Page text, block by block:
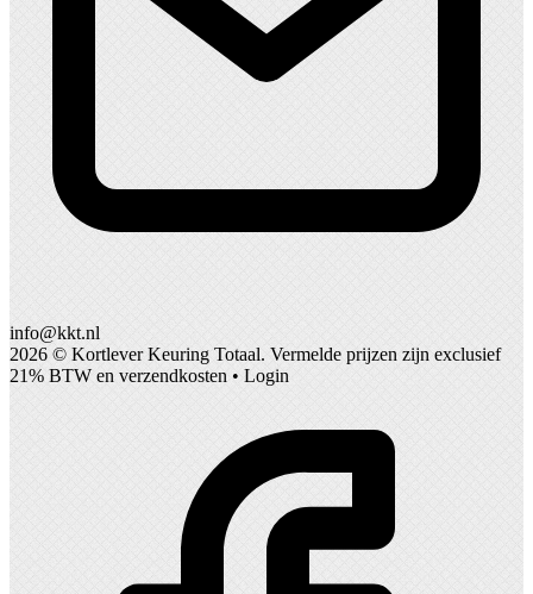
info@kkt.nl
2026 © Kortlever Keuring Totaal. Vermelde prijzen zijn exclusief
21% BTW en verzendkosten • Login